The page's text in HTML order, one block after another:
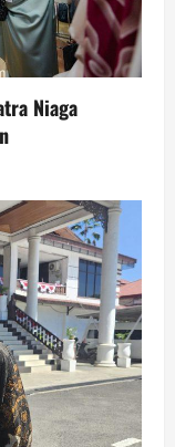
Niaga